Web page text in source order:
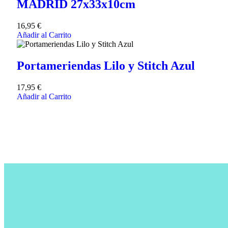
MADRID 27x33x10cm
16,95 €
Añadir al Carrito
Portameriendas Lilo y Stitch Azul
17,95 €
Añadir al Carrito